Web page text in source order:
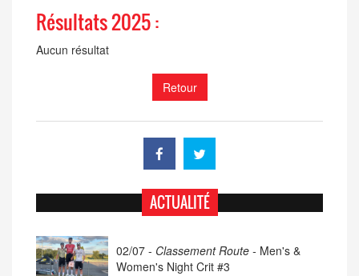
Résultats 2025 :
Aucun résultat
Retour
ACTUALITÉ
02/07 - Classement Route - Men's &
Women's Night Crit #3